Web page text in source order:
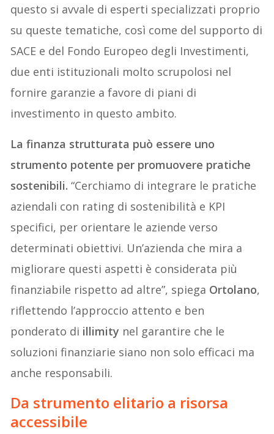
questo si avvale di esperti specializzati proprio
su queste tematiche, così come del supporto di
SACE e del Fondo Europeo degli Investimenti,
due enti istituzionali molto scrupolosi nel
fornire garanzie a favore di piani di
investimento in questo ambito.
La finanza strutturata può essere uno
strumento potente per promuovere pratiche
sostenibili. “Cerchiamo di integrare le pratiche
aziendali con rating di sostenibilità e KPI
specifici, per orientare le aziende verso
determinati obiettivi. Un’azienda che mira a
migliorare questi aspetti è considerata più
finanziabile rispetto ad altre”, spiega Ortolano,
riflettendo l’approccio attento e ben
ponderato di illimity nel garantire che le
soluzioni finanziarie siano non solo efficaci ma
anche responsabili.
Da strumento elitario a risorsa
accessibile